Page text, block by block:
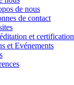
de nous
de contact
et certification
et Evénements